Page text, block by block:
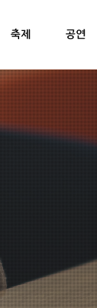
축제 공연